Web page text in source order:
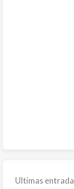
Ultimas